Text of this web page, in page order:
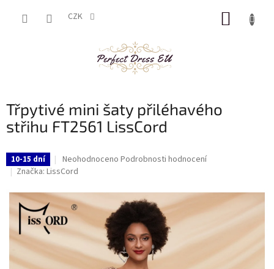
CZK
Třpytivé mini šaty přiléhavého
střihu FT2561 LissCord
10-15 dní
Průměrné
hodnocení
je
0,0
z
5
hvězdiček.
Neohodnoceno Podrobnosti hodnocení
Značka: LissCord